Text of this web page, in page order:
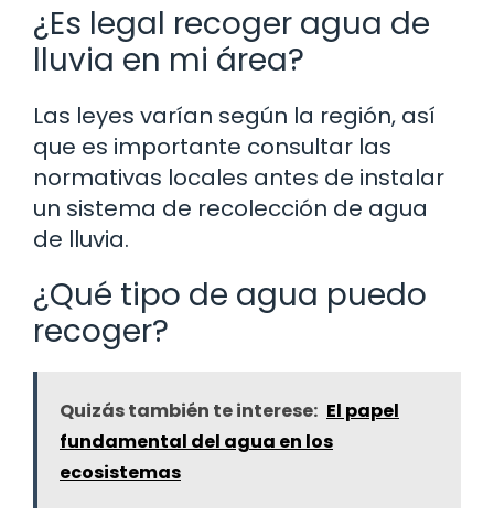
¿Es legal recoger agua de
lluvia en mi área?
Las leyes varían según la región, así
que es importante consultar las
normativas locales antes de instalar
un sistema de recolección de agua
de lluvia.
¿Qué tipo de agua puedo
recoger?
Quizás también te interese: El papel
fundamental del agua en los
ecosistemas